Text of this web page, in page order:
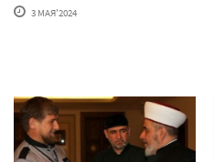
3 МАЯ'2024